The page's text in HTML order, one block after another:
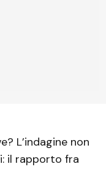
L’indagine non
il rapporto fra